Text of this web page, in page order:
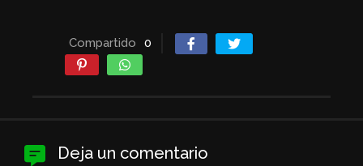
Compartido 0
Deja un comentario